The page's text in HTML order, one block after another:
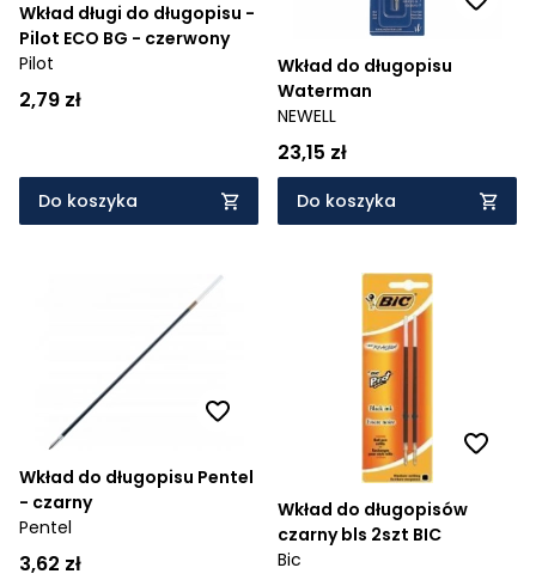
Wkład długi do długopisu -
Pilot ECO BG - czerwony
Pilot
2,79 zł
Do koszyka
Wkład do długopisu
Waterman
NEWELL
23,15 zł
Do koszyka
Wkład do długopisu Pentel
- czarny
Pentel
3,62 zł
Wkład do długopisów
czarny bls 2szt BIC
Bic